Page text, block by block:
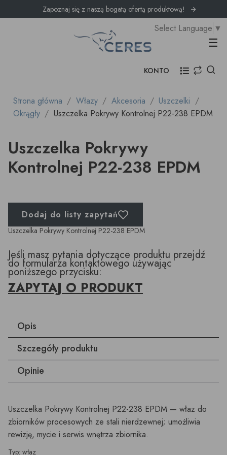
Zapoznaj się z naszą bogatą ofertą produktową!
☰
Select Language ▼
KONTO
Strona główna Włazy Akcesoria
Uszczelki
Okrągły
Uszczelka Pokrywy Kontrolnej P22-238 EPDM
Uszczelka Pokrywy
Kontrolnej P22-238 EPDM
Dodaj do listy zapytań
Uszczelka Pokrywy Kontrolnej P22-238 EPDM
Jeśli masz pytania dotyczące produktu przejdź
do formularza kontaktowego używając
poniższego przycisku:
ZAPYTAJ O PRODUKT
Opis
Szczegóły produktu
Opinie
Uszczelka Pokrywy Kontrolnej P22-238 EPDM — właz do
zbiorników procesowych ze stali nierdzewnej; umożliwia
rewizję, mycie i serwis wnętrza zbiornika.
Typ: właz